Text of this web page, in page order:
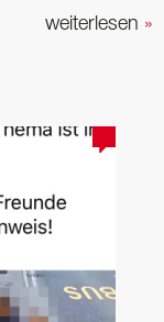
weiterlesen »